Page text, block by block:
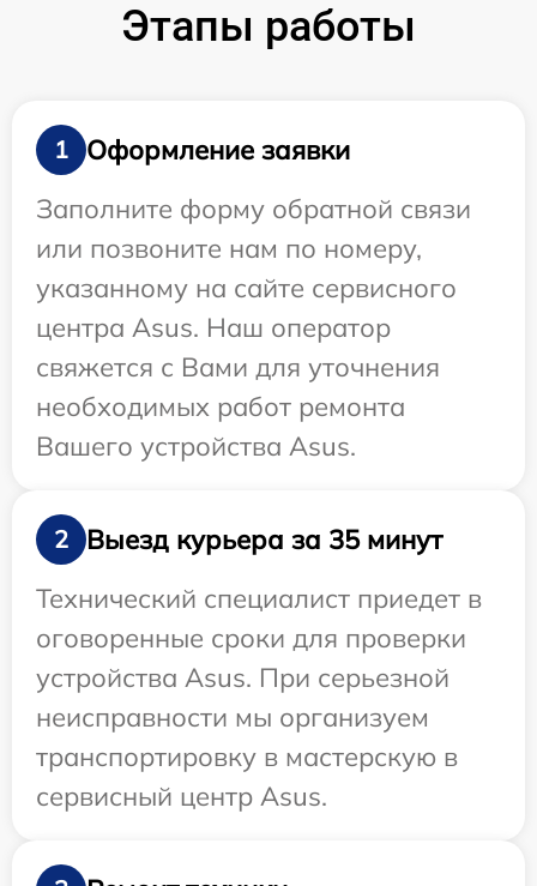
Этапы работы
1
Оформление заявки
Заполните форму обратной связи
или позвоните нам по номеру,
указанному на сайте сервисного
центра Asus. Наш оператор
свяжется с Вами для уточнения
необходимых работ ремонта
Вашего устройства Asus.
2
Выезд курьера за 35 минут
Технический специалист приедет в
оговоренные сроки для проверки
устройства Asus. При серьезной
неисправности мы организуем
транспортировку в мастерскую в
сервисный центр Asus.